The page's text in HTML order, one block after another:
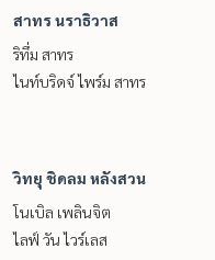
สาทร นราธิวาส
ริทึ่ม สาทร
ไนท์บริดจ์ ไพร์ม สาทร
วิทยุ ชิดลม หลังสวน
โนเบิล เพลินจิต
ไลฟ์ วัน ไวร์เลส